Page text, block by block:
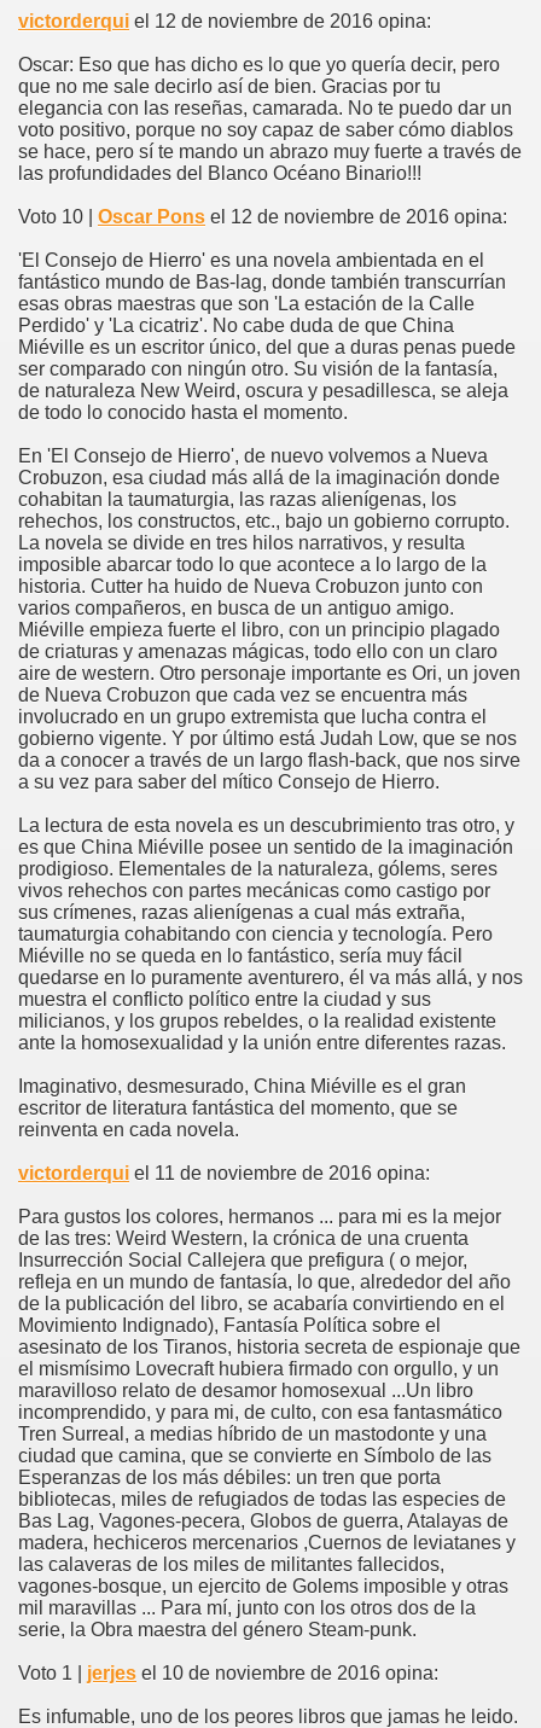
victorderqui el 12 de noviembre de 2016 opina:
Oscar: Eso que has dicho es lo que yo quería decir, pero
que no me sale decirlo así de bien. Gracias por tu
elegancia con las reseñas, camarada. No te puedo dar un
voto positivo, porque no soy capaz de saber cómo diablos
se hace, pero sí te mando un abrazo muy fuerte a través de
las profundidades del Blanco Océano Binario!!!
Voto 10 | Oscar Pons el 12 de noviembre de 2016 opina:
'El Consejo de Hierro' es una novela ambientada en el
fantástico mundo de Bas-lag, donde también transcurrían
esas obras maestras que son 'La estación de la Calle
Perdido' y 'La cicatriz'. No cabe duda de que China
Miéville es un escritor único, del que a duras penas puede
ser comparado con ningún otro. Su visión de la fantasía,
de naturaleza New Weird, oscura y pesadillesca, se aleja
de todo lo conocido hasta el momento.
En 'El Consejo de Hierro', de nuevo volvemos a Nueva
Crobuzon, esa ciudad más allá de la imaginación donde
cohabitan la taumaturgia, las razas alienígenas, los
rehechos, los constructos, etc., bajo un gobierno corrupto.
La novela se divide en tres hilos narrativos, y resulta
imposible abarcar todo lo que acontece a lo largo de la
historia. Cutter ha huido de Nueva Crobuzon junto con
varios compañeros, en busca de un antiguo amigo.
Miéville empieza fuerte el libro, con un principio plagado
de criaturas y amenazas mágicas, todo ello con un claro
aire de western. Otro personaje importante es Ori, un joven
de Nueva Crobuzon que cada vez se encuentra más
involucrado en un grupo extremista que lucha contra el
gobierno vigente. Y por último está Judah Low, que se nos
da a conocer a través de un largo flash-back, que nos sirve
a su vez para saber del mítico Consejo de Hierro.
La lectura de esta novela es un descubrimiento tras otro, y
es que China Miéville posee un sentido de la imaginación
prodigioso. Elementales de la naturaleza, gólems, seres
vivos rehechos con partes mecánicas como castigo por
sus crímenes, razas alienígenas a cual más extraña,
taumaturgia cohabitando con ciencia y tecnología. Pero
Miéville no se queda en lo fantástico, sería muy fácil
quedarse en lo puramente aventurero, él va más allá, y nos
muestra el conflicto político entre la ciudad y sus
milicianos, y los grupos rebeldes, o la realidad existente
ante la homosexualidad y la unión entre diferentes razas.
Imaginativo, desmesurado, China Miéville es el gran
escritor de literatura fantástica del momento, que se
reinventa en cada novela.
victorderqui el 11 de noviembre de 2016 opina:
Para gustos los colores, hermanos ... para mi es la mejor
de las tres: Weird Western, la crónica de una cruenta
Insurrección Social Callejera que prefigura ( o mejor,
refleja en un mundo de fantasía, lo que, alrededor del año
de la publicación del libro, se acabaría convirtiendo en el
Movimiento Indignado), Fantasía Política sobre el
asesinato de los Tiranos, historia secreta de espionaje que
el mismísimo Lovecraft hubiera firmado con orgullo, y un
maravilloso relato de desamor homosexual ...Un libro
incomprendido, y para mi, de culto, con esa fantasmático
Tren Surreal, a medias híbrido de un mastodonte y una
ciudad que camina, que se convierte en Símbolo de las
Esperanzas de los más débiles: un tren que porta
bibliotecas, miles de refugiados de todas las especies de
Bas Lag, Vagones-pecera, Globos de guerra, Atalayas de
madera, hechiceros mercenarios ,Cuernos de leviatanes y
las calaveras de los miles de militantes fallecidos,
vagones-bosque, un ejercito de Golems imposible y otras
mil maravillas ... Para mí, junto con los otros dos de la
serie, la Obra maestra del género Steam-punk.
Voto 1 | jerjes el 10 de noviembre de 2016 opina:
Es infumable, uno de los peores libros que jamas he leido.